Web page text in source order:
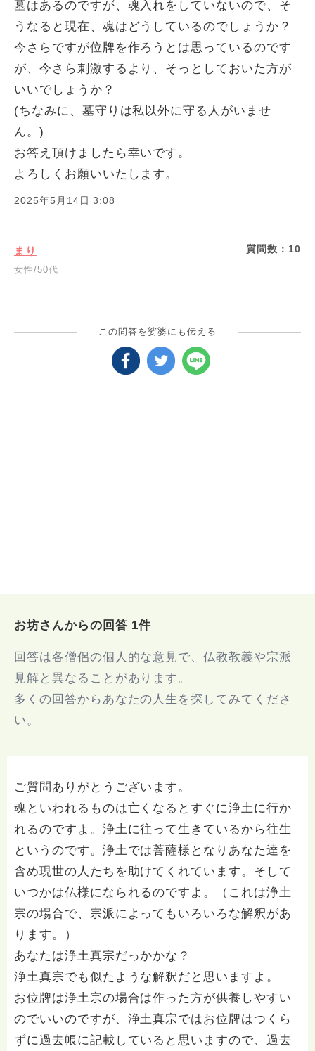
墓はあるのですが、魂入れをしていないので、そ
うなると現在、魂はどうしているのでしょうか？
今さらですが位牌を作ろうとは思っているのです
が、今さら刺激するより、そっとしておいた方が
いいでしょうか？
(ちなみに、墓守りは私以外に守る人がいませ
ん。)
お答え頂けましたら幸いです。
よろしくお願いいたします。
2025年5月14日 3:08
まり
女性/50代
質問数： 10
この問答を娑婆にも伝える
お坊さんからの回答 1件
回答は各僧侶の個人的な意見で、仏教教義や宗派
見解と異なることがあります。
多くの回答からあなたの人生を探してみてくださ
い。
ご質問ありがとうございます。
魂といわれるものは亡くなるとすぐに浄土に行か
れるのですよ。浄土に往って生きているから往生
というのです。浄土では菩薩様となりあなた達を
含め現世の人たちを助けてくれています。そして
いつかは仏様になられるのですよ。（これは浄土
宗の場合で、宗派によってもいろいろな解釈があ
ります。）
あなたは浄土真宗だっかかな？
浄土真宗でも似たような解釈だと思いますよ。
お位牌は浄土宗の場合は作った方が供養しやすい
のでいいのですが、浄土真宗ではお位牌はつくら
ずに過去帳に記載していると思いますので、過去